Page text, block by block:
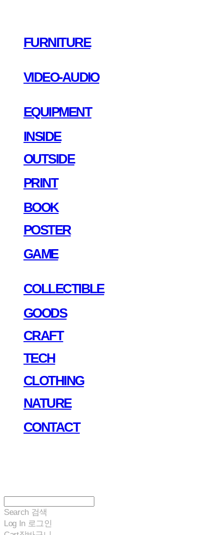
FURNITURE
VIDEO-AUDIO
EQUIPMENT
INSIDE
OUTSIDE
PRINT
BOOK
POSTER
GAME
COLLECTIBLE
GOODS
CRAFT
TECH
CLOTHING
NATURE
CONTACT
Search 검색
Log In 로그인